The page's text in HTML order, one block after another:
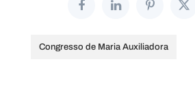
Congresso de Maria Auxiliadora